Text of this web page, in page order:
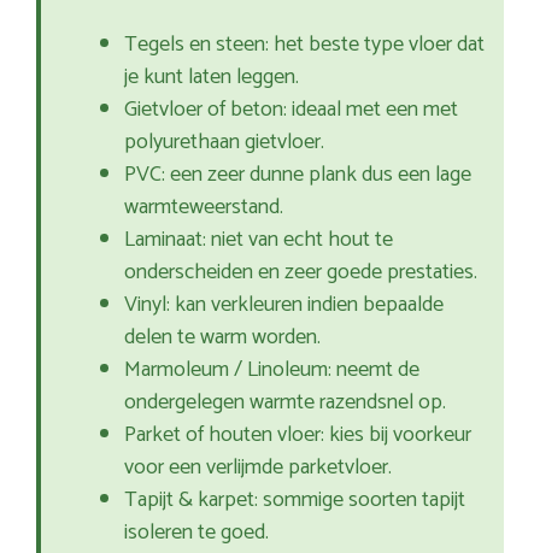
Tegels en steen: het beste type vloer dat
je kunt laten leggen.
Gietvloer of beton: ideaal met een met
polyurethaan gietvloer.
PVC: een zeer dunne plank dus een lage
warmteweerstand.
Laminaat: niet van echt hout te
onderscheiden en zeer goede prestaties.
Vinyl: kan verkleuren indien bepaalde
delen te warm worden.
Marmoleum / Linoleum: neemt de
ondergelegen warmte razendsnel op.
Parket of houten vloer: kies bij voorkeur
voor een verlijmde parketvloer.
Tapijt & karpet: sommige soorten tapijt
isoleren te goed.